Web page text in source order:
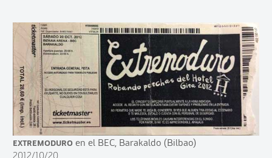
Extremoduro en el BEC, Barakaldo (Bilbao)
2012/10/20